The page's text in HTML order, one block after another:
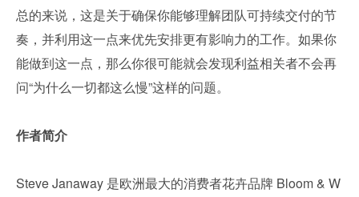
总的来说，这是关于确保你能够理解团队可持续交付的节
奏，并利用这一点来优先安排更有影响力的工作。如果你
能做到这一点，那么你很可能就会发现利益相关者不会再
问“为什么一切都这么慢”这样的问题。
作者简介
Steve Janaway 是欧洲最大的消费者花卉品牌 Bloom & W